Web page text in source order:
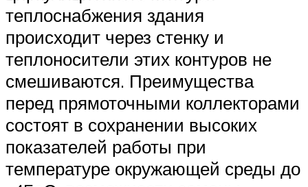
теплоснабжения здания
происходит через стенку и
теплоносители этих контуров не
смешиваются. Преимущества
перед прямоточными коллекторами
состоят в сохранении высоких
показателей работы при
температуре окружающей среды до